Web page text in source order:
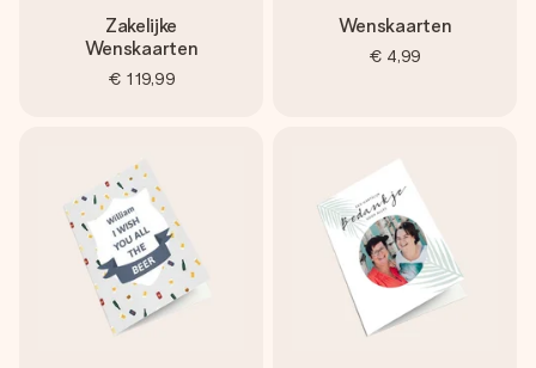
Zakelijke
Wenskaarten
€ 119,99
Wenskaarten
€ 4,99